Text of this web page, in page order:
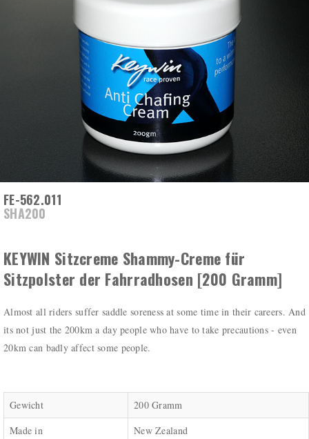
FE-562.011
SHA200
KEYWIN Sitzcreme Shammy-Creme für
Sitzpolster der Fahrradhosen [200 Gramm]
Almost all riders suffer saddle soreness at some time in their careers. And
its not just the 200km a day people who have to take precautions - even
20km can badly affect some people.
Gewicht
200 Gramm
Made in
New Zealand